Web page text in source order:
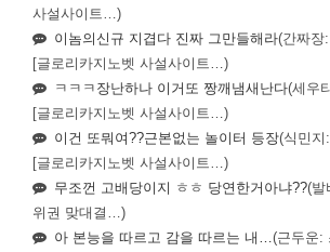
사설사이트…)
이놈의신규 지겹다 진짜 그만들해라(간짜장
[글로리카지노벳 사설사이트…)
ㅋㅋㅋ장난하나 이거또 짱깨냄새난다(세우
[글로리카지노벳 사설사이트…)
이건 또뭐여??근본없는 놀이터 등장(식민지
[글로리카지노벳 사설사이트…)
무조껀 고배당이지 ㅎㅎ 당연한거아냐??(발
위권 맞대결…)
아 본능을 따르고 감을 따르는 내…(근두운: